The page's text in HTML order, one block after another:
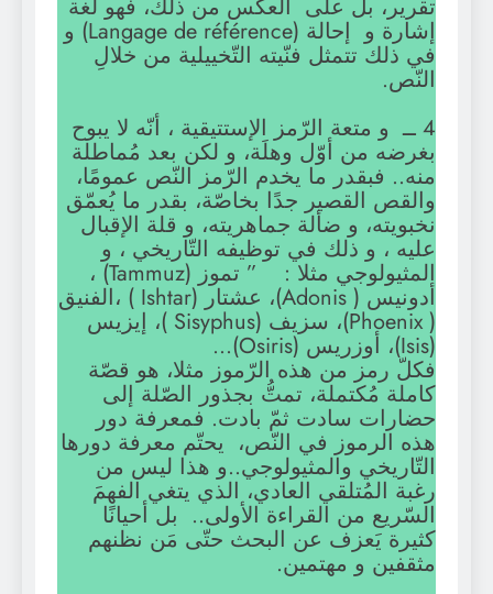
تقرير، بل على العكس من ذلك، فهو لغة
إشارة و إحالة (Langage de référence) و
في ذلك تتمثل فنّيته التّخييلية من خلالِ
النّص.
4 ــ و متعة الرّمز الإستتيقية ، أنّه لا يبوح
بغرضه من أوّل وهلَة، و لكن بعد مُماطلة
منه.. فبقدر ما يخدم الرّمز النّص عمومًا،
والقص القصير جدًا بخاصّة، بقدر ما يُعمّق
نخبويته، و ضألة جماهريته، و قلة الإقبال
عليه ، و ذلك في توظيفه التّاريخي ، و
المثيولوجي مثلا : ” تموز (Tammuz) ،
أدونيس ( Adonis)، عشتار (Ishtar ) ،الفنيق
( Phoenix)، سزيف (Sisyphus )، إيزيس
(Isis)، أوزريس (Osiris)…
فكلّ رمز من هذه الرّموز مثلا، هو قصّة
كاملة مُكتملة، تمتُّ بجذور الصّلة إلى
حضارات سادت ثمّ بادت. فمعرفة دور
هذه الرموز في النّص، يحتّم معرفة دورها
التّاريخي والمثيولوجي..و هذا ليس من
رغبة المُتلقي العادي، الذي يتغي الفهمَ
السّريع من القراءة الأولى.. بل أحيانًا
كثيرة يَعزف عن البحث حتّى مَن نظنهم
مثقفين و مهتمين.